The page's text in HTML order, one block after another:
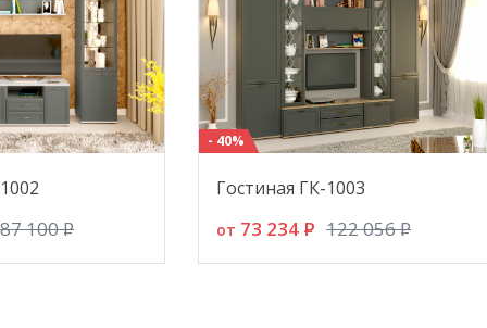
87 100P
- 40%
Гостиная ГК-1003
от 73 234 P 122 056P